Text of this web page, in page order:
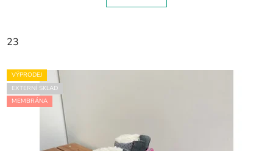
23
VÝPRODEJ
EXTERNÍ SKLAD
MEMBRÁNA